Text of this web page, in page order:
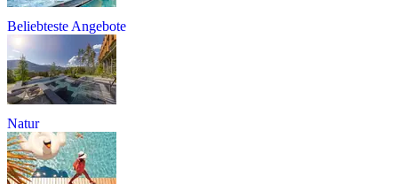
Beliebteste Angebote
Natur